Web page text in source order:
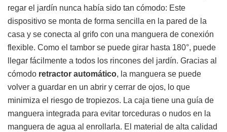
regar el jardín nunca había sido tan cómodo: Este
dispositivo se monta de forma sencilla en la pared de la
casa y se conecta al grifo con una manguera de conexión
flexible. Como el tambor se puede girar hasta 180°, puede
llegar fácilmente a todos los rincones del jardín. Gracias al
cómodo retractor automático, la manguera se puede
volver a guardar en un abrir y cerrar de ojos, lo que
minimiza el riesgo de tropiezos. La caja tiene una guía de
manguera integrada para evitar torceduras o nudos en la
manguera de agua al enrollarla. El material de alta calidad